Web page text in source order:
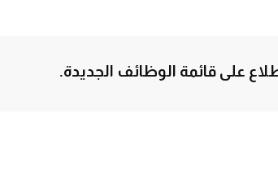
على قائمة الوظائف الجديدة.